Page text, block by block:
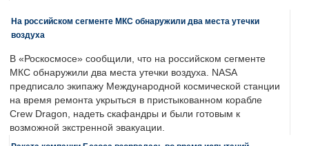
На российском сегменте МКС обнаружили два места утечки
воздуха
В «Роскосмосе» сообщили, что на российском сегменте
МКС обнаружили два места утечки воздуха. NASA
предписало экипажу Международной космической станции
на время ремонта укрыться в пристыкованном корабле
Crew Dragon, надеть скафандры и были готовым к
возможной экстренной эвакуации.